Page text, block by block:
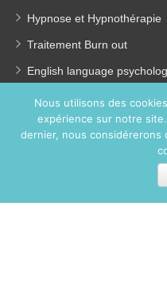
Hypnose et Hypnothérapie
Traitement Burn out
English language
Psychologues pour enfants
Perte de poids
Nous utilisons des
expérience sur notre
dernier, nous considérerons